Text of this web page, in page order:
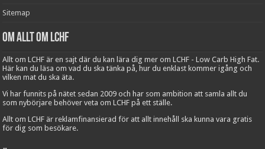
Sitemap
Om Allt om LCHF
Allt om LCHF är en sajt där du kan lära dig mer om LCHF - Low Carb High Fat.
Här kan du läsa om vad du ska tänka på, hur du enklast kommer igång och
vilken mat du ska äta.
Vi har funnits på nätet sedan 2009 och har som ambition att samla allt du
som nybörjare behöver veta om LCHF på ett ställe.
Allt om LCHF är reklamfinansierad för att allt innehåll ska kunna vara gratis
för dig som besökare.